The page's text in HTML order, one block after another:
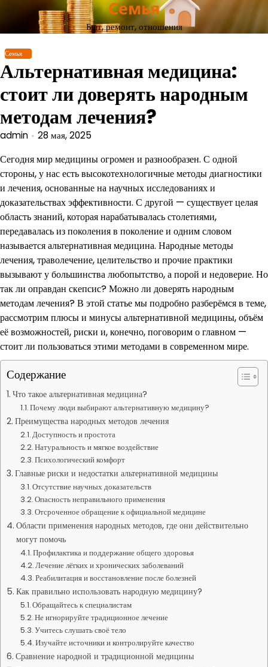
Перейти
содержимому
Семья
Быт, ремонт, отношения
Семья
Альтернативная медицина:
стоит ли доверять народным
методам лечения?
admin 28 мая, 2025
Сегодня мир медицины огромен и разнообразен. С одной
стороны, у нас есть высокотехнологичные методы диагностики
и лечения, основанные на научных исследованиях и
доказательствах эффективности. С другой — существует целая
область знаний, которая нарабатывалась столетиями,
передавалась из поколения в поколение и одним словом
называется альтернативная медицина. Народные методы
лечения, траволечение, целительство и прочие практики
вызывают у большинства любопытство, а порой и недоверие. Но
так ли оправдан скепсис? Можно ли доверять народным
методам лечения? В этой статье мы подробно разберёмся в теме,
рассмотрим плюсы и минусы альтернативной медицины, объём
её возможностей, риски и, конечно, поговорим о главном —
стоит ли пользоваться этими методами в современном мире.
Содержание
Что такое альтернативная медицина?
Почему люди выбирают альтернативную медицину?
Преимущества народных методов лечения
Доступность и простота
Натуральность и мягкое воздействие
Психологический комфорт
Главные риски и недостатки альтернативной медицины
Отсутствие научных доказательств
Опасность неправильного применения
Отсроченное обращение к официальной медицине
Области применения народных методов, где они действительно
могут помочь
Профилактика и поддержание общего здоровья
Лечение лёгких и хронических заболеваний
Реабилитация и восстановление после болезней
Как правильно использовать народную медицину?
Обращайтесь к специалистам
Не игнорируйте традиционное лечение
Учитесь слушать своё тело
Изучайте источники и контролируйте качество
Сравнение народной и традиционной медицины